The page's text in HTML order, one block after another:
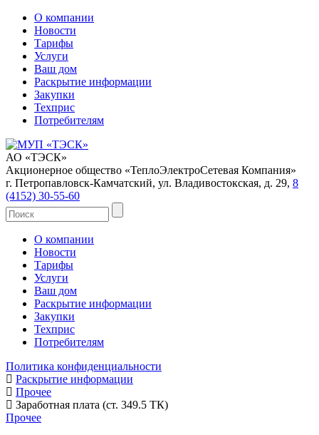
О компании
Новости
Тарифы
Услуги
Ваш дом
Раскрытие информации
Закупки
Техприс
Потребителям
АО «ТЭСК»
Акционерное общество «ТеплоЭлектроСетевая Компания»
г. Петропавловск-Камчатский, ул. Владивостокская, д. 29, 8
(4152) 30-55-60
О компании
Новости
Тарифы
Услуги
Ваш дом
Раскрытие информации
Закупки
Техприс
Потребителям
Политика конфиденциальности
Раскрытие информации
Прочее
Заработная плата (ст. 349.5 ТК)
Прочее